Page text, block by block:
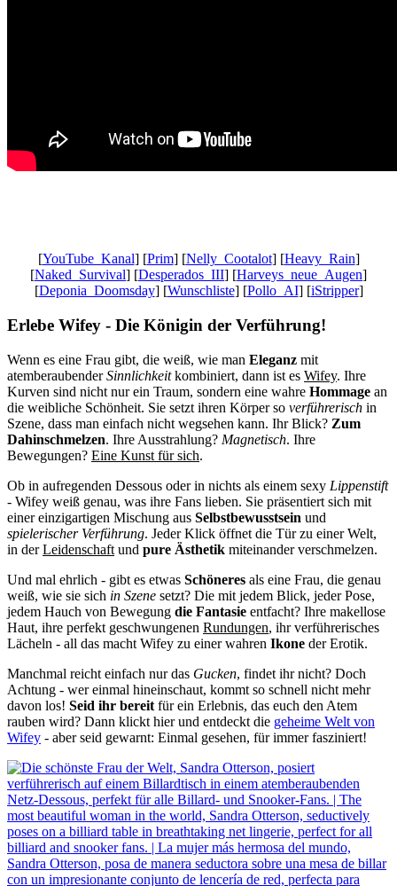
[YouTube_Kanal] [Prim] [Nelly_Cootalot] [Heavy_Rain]
[Naked_Survival] [Desperados_III] [Harveys_neue_Augen]
[Deponia_Doomsday] [Wunschliste] [Pollo_AI] [iStripper]
Erlebe Wifey - Die Königin der Verführung!
Wenn es eine Frau gibt, die weiß, wie man Eleganz mit
atemberaubenderSinnlichkeitkombiniert, dann ist es Wifey. Ihre
Kurven sind nicht nur ein Traum, sondern eine wahre Hommage an
die weibliche Schönheit. Sie setzt ihren Körper so verführerisch in
Szene, dass man einfach nicht wegsehen kann. Ihr Blick? Zum
Dahinschmelzen. Ihre Ausstrahlung? Magnetisch. Ihre
Bewegungen? Eine Kunst für sich.
Ob in aufregenden Dessous oder in nichts als einem sexy Lippenstift
- Wifey weiß genau, was ihre Fans lieben. Sie präsentiert sich mit
einer einzigartigen Mischung aus Selbstbewusstsein und
spielerischer Verführung. Jeder Klick öffnet die Tür zu einer Welt,
in derLeidenschaft und pure Ästhetik miteinander verschmelzen.
Und mal ehrlich - gibt es etwas Schöneres als eine Frau, die genau
weiß, wie sie sich in Szene setzt? Die mit jedem Blick, jeder Pose,
jedem Hauch von Bewegung die Fantasie entfacht? Ihre makellose
Haut, ihre perfekt geschwungenen Rundungen, ihr verführerisches
Lächeln - all das macht Wifey zu einer wahren Ikone der Erotik.
Manchmal reicht einfach nur das Gucken, findet ihr nicht? Doch
Achtung - wer einmal hineinschaut, kommt so schnell nicht mehr
davon los! Seid ihr bereit für ein Erlebnis, das euch den Atem
rauben wird? Dann klickt hier und entdeckt die geheime Welt von
Wifey - aber seid gewarnt: Einmal gesehen, für immer fasziniert!